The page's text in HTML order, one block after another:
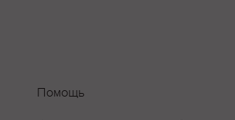
Помощь